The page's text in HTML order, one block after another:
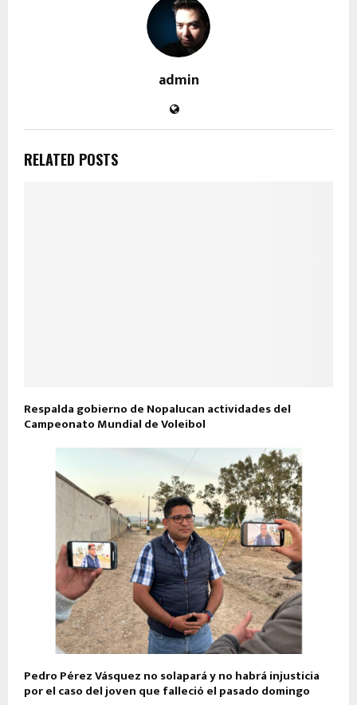
admin
RELATED POSTS
Respalda gobierno de Nopalucan actividades del
Campeonato Mundial de Voleibol
Pedro Pérez Vásquez no solapará y no habrá injusticia
por el caso del joven que falleció el pasado domingo